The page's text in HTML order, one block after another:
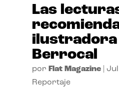
Las
ilustradora
Berrocal
por Flat Magazine|
Reportaje